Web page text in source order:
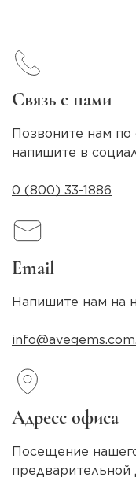
Связь с нами
Позвоните нам
напишите в
0 (800) 33-1886
Email
Напишите нам на
Адресс офиса
Посещение
предварительной